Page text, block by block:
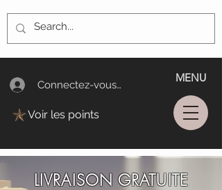
Connectez-vous/Log In
MENU
Voir les points
LIVRAISON GRATUITE